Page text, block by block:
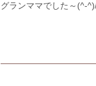
グランママでした～(^-